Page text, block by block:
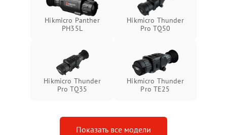
Поломка системы защиты
1500 ₽ Подробнее →
Hikmicro Panther
PH35L
Hikmicro Thunder
Pro TQ50
Hikmicro Thunder
Pro TQ35
Hikmicro Thunder
Pro TE25
Показать все модели